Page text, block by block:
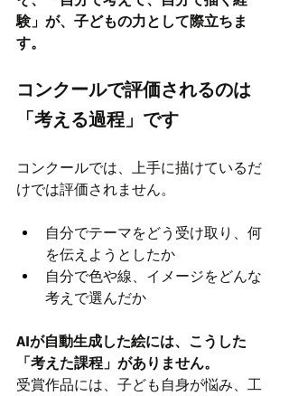
験」が、子どもの力として際立ちま
す。
コンクールで評価されるのは
「考える過程」です
コンクールでは、上手に描けているだ
けでは評価されません。
自分でテーマをどう受け取り、何
を伝えようとしたか
自分で色や線、イメージをどんな
考えで選んだか
AIが自動生成した絵には、こうした
「考えた課程」がありません。
受賞作品には、子ども自身が悩み、工